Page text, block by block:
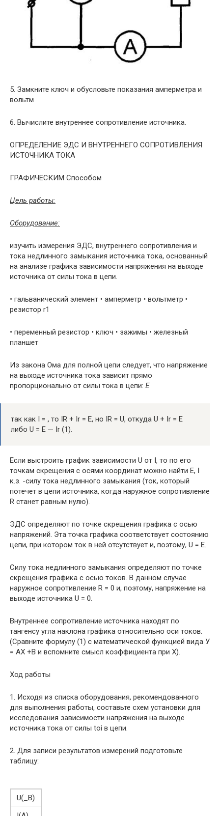
5. Замкните ключ и обусловьте показания амперметра и
вольтм
6. Вычислите внутреннее сопротивление источника.
ОПРЕДЕЛЕНИЕ ЭДС И ВНУТРЕННЕГО СОПРОТИВЛЕНИЯ
ИСТОЧНИКА ТОКА
ГРАФИЧЕСКИМ Способом
Цель работы:
Оборудование:
изучить измерения ЭДС, внутреннего сопротивления и
тока недлинного замы­кания источника тока, основанный
на анализе графика зависимости напряже­ния на выходе
источника от силы тока в цепи.
• гальванический элемент • амперметр • вольтметр •
резистор r1
• переменный резистор • ключ • зажимы • железный
планшет
Из закона Ома для полной цепи следует, что напряжение
на выходе источника тока зависит прямо
пропорционально от силы тока в цепи: Е
так как I = , то IR + Ir = Е, но IR = U, откуда U + Ir = Е
либо U = Е — Ir (1).
Если выстроить график зависимости U от I, то по его
точкам скрещения с осями координат можно найти Е, I
к.з. -силу тока недлинного замыкания (ток, который
потечет в цепи источни­ка, когда наружное сопротивление
R станет равным нулю).
ЭДС определяют по точке скрещения графика с осью
напряжений. Эта точка графика со­ответствует состоянию
цепи, при котором ток в ней отсутствует и, поэтому, U = Е.
Силу тока недлинного замыкания определяют по точке
скрещения графика с осью токов. В данном случае
наружное сопротивление R = 0 и, поэтому, напряжение на
выходе источника U = 0.
Внутреннее сопротивление источника находят по
тангенсу угла наклона графика относи­тельно оси токов.
(Сравните формулу (1) с математической функцией вида У
= АХ +В и вспомни­те смысл коэффициента при X).
Ход работы
1. Исходя из списка оборудования, рекомендованного
для выполнения работы, составьте схем установки для
исследования зависимости напряжения на выходе
источника тока от силы toi в цепи.
2. Для записи результатов измерений подготовьте
таблицу:
U(_B)